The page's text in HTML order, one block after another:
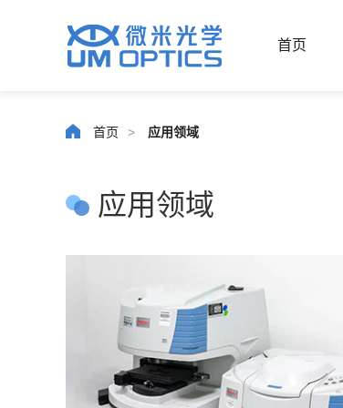
首页
首页 > 应用领域
应用领域